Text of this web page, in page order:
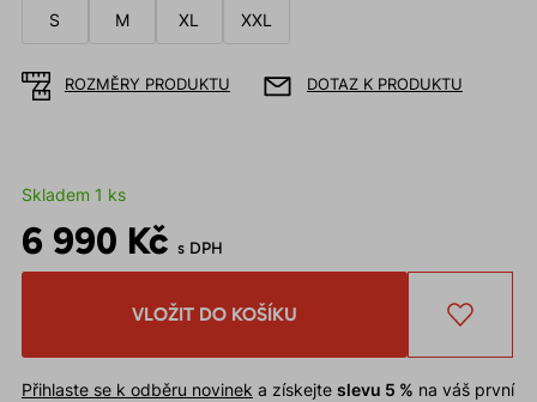
S M XL XXL
ROZMĚRY PRODUKTU DOTAZ K PRODUKTU
Skladem 1 ks
6 990 Kč s DPH
VLOŽIT DO KOŠÍKU
Přihlaste se k odběru novinek a získejte slevu 5 % na váš první